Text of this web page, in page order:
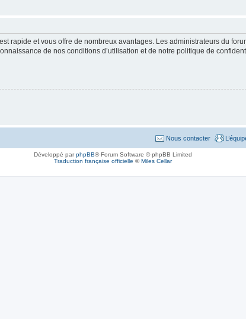
rapide et vous offre de nombreux avantages. Les administrateurs du
de nos conditions d’utilisation et de notre politique de
Nous contacter
Développé parphpBB® Forum Software © phpBB Limited
Traduction française officielle ©Miles Cellar